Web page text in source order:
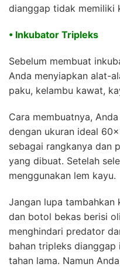
dianggap tidak memiliki
• Inkubator Tripleks
Sebelum membuat
Anda menyiapkan alat-
paku, kelambu kawat,
Cara membuatnya,
dengan ukuran ideal
sebagai rangkanya dan
yang dibuat. Setelah
menggunakan lem kayu.
Jangan lupa
dan botol bekas berisi
menghindari predator
bahan tripleks
tahan lama. Namun